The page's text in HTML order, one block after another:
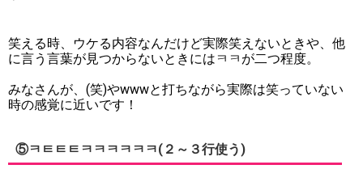
笑える時、ウケる内容なんだけど実際笑えないときや、他
に言う言葉が見つからないときにはㅋㅋが二つ程度。
みなさんが、(笑)やwwwと打ちながら実際は笑っていない
時の感覚に近いです！
⑤ㅋㅌㅌㅌㅋㅋㅋㅋㅋㅋ(２～３行使う)